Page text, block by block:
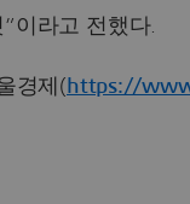
이라고 전했다.
경제( https://